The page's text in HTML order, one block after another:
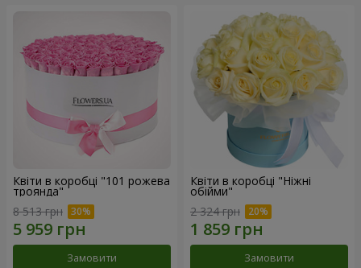
Квіти в коробці "101 рожева
троянда"
8 513 грн
Замовити
Квіти в коробці "Ніжні
обійми"
2 324 грн
Замовити